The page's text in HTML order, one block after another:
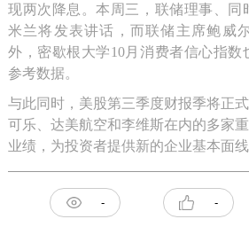
现两次降息。本周三，联储理事、同
米兰将发表讲话，而联储主席鲍威
外，密歇根大学10月消费者信心指数
参考数据。
与此同时，美股第三季度财报季将正
可乐、达美航空和李维斯在内的多家
业绩，为投资者提供新的企业基本面线
- -